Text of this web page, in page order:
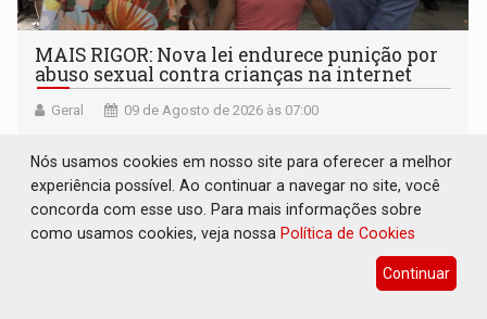
MAIS RIGOR: Nova lei endurece punição por
abuso sexual contra crianças na internet
Geral 09 de Agosto de 2026 às 07:00
criança ou adolescente passa a ter pena de quatro a dez
anos de reclusão
Nós usamos cookies em nosso site para oferecer a melhor
experiência possível. Ao continuar a navegar no site, você
concorda com esse uso. Para mais informações sobre
como usamos cookies, veja nossa Política de Cookies
Continuar